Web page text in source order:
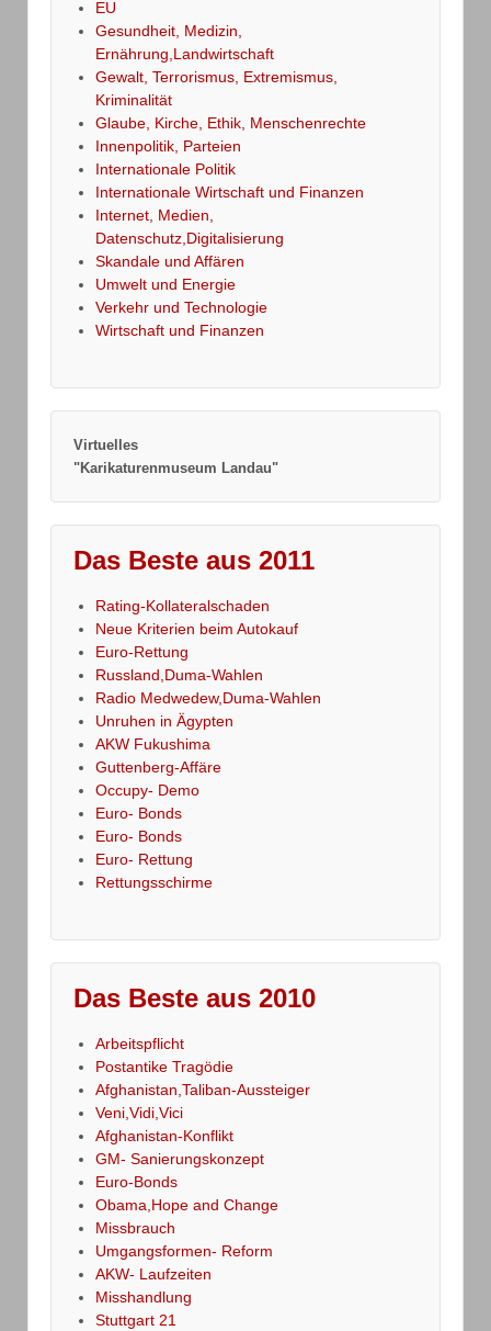
EU
Gesundheit, Medizin,
Ernährung,Landwirtschaft
Gewalt, Terrorismus, Extremismus,
Kriminalität
Glaube, Kirche, Ethik, Menschenrechte
Innenpolitik, Parteien
Internationale Politik
Internationale Wirtschaft und Finanzen
Internet, Medien,
Datenschutz,Digitalisierung
Skandale und Affären
Umwelt und Energie
Verkehr und Technologie
Wirtschaft und Finanzen
Virtuelles
"Karikaturenmuseum Landau"
Das Beste aus 2011
Rating-Kollateralschaden
Neue Kriterien beim Autokauf
Euro-Rettung
Russland,Duma-Wahlen
Radio Medwedew,Duma-Wahlen
Unruhen in Ägypten
AKW Fukushima
Guttenberg-Affäre
Occupy- Demo
Euro- Bonds
Euro- Bonds
Euro- Rettung
Rettungsschirme
Das Beste aus 2010
Arbeitspflicht
Postantike Tragödie
Afghanistan,Taliban-Aussteiger
Veni,Vidi,Vici
Afghanistan-Konflikt
GM- Sanierungskonzept
Euro-Bonds
Obama,Hope and Change
Missbrauch
Umgangsformen- Reform
AKW- Laufzeiten
Misshandlung
Stuttgart 21